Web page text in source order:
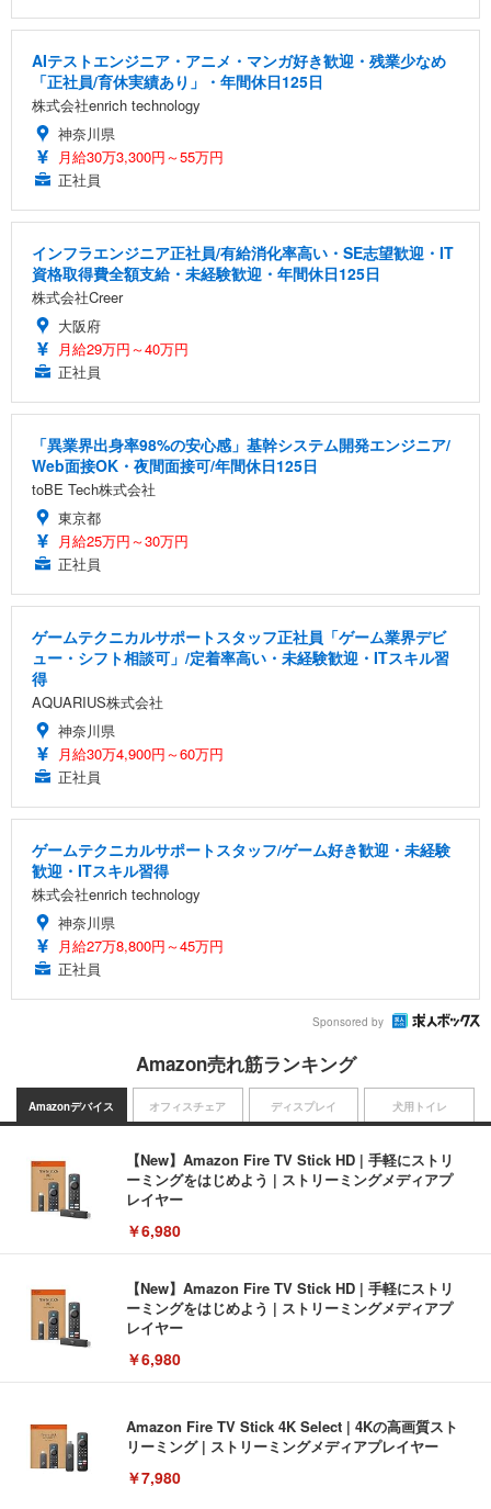
AIテストエンジニア・アニメ・マンガ好き歓迎・残業少なめ
「正社員/育休実績あり」・年間休日125日
株式会社enrich technology
神奈川県
月給30万3,300円～55万円
正社員
インフラエンジニア正社員/有給消化率高い・SE志望歓迎・IT
資格取得費全額支給・未経験歓迎・年間休日125日
株式会社Creer
大阪府
月給29万円～40万円
正社員
「異業界出身率98%の安心感」基幹システム開発エンジニア/
Web面接OK・夜間面接可/年間休日125日
toBE Tech株式会社
東京都
月給25万円～30万円
正社員
ゲームテクニカルサポートスタッフ正社員「ゲーム業界デビ
ュー・シフト相談可」/定着率高い・未経験歓迎・ITスキル習
得
AQUARIUS株式会社
神奈川県
月給30万4,900円～60万円
正社員
ゲームテクニカルサポートスタッフ/ゲーム好き歓迎・未経験
歓迎・ITスキル習得
株式会社enrich technology
神奈川県
月給27万8,800円～45万円
正社員
Sponsored by
Amazon売れ筋ランキング
Amazonデバイス
【New】Amazon Fire TV Stick HD | 手軽にストリ
ーミングをはじめよう | ストリーミングメディアプ
レイヤー
￥6,980
【New】Amazon Fire TV Stick HD | 手軽にストリ
ーミングをはじめよう | ストリーミングメディアプ
レイヤー
￥6,980
Amazon Fire TV Stick 4K Select | 4Kの高画質スト
リーミング | ストリーミングメディアプレイヤー
￥7,980
オフィスチェア ディスプレイ 犬用トイレ